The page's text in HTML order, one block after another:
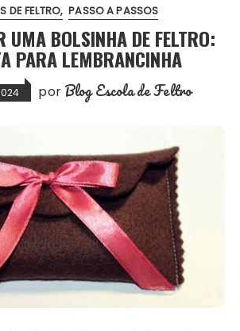
DE FELTRO PASSO A PASSOS
UMA BOLSINHA DE FELTRO:
PARA LEMBRANCINHA
por Blog Escola de Feltro